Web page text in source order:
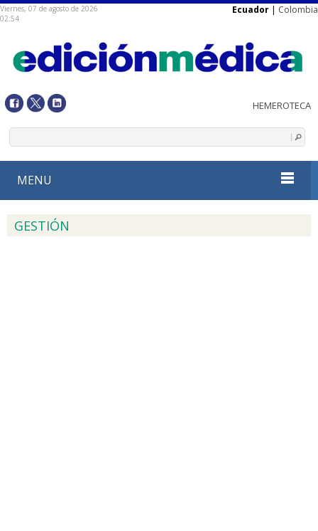
Viernes, 07 de agosto de 2026
02:54
Ecuador | Colombia
MENU
GESTIÓN